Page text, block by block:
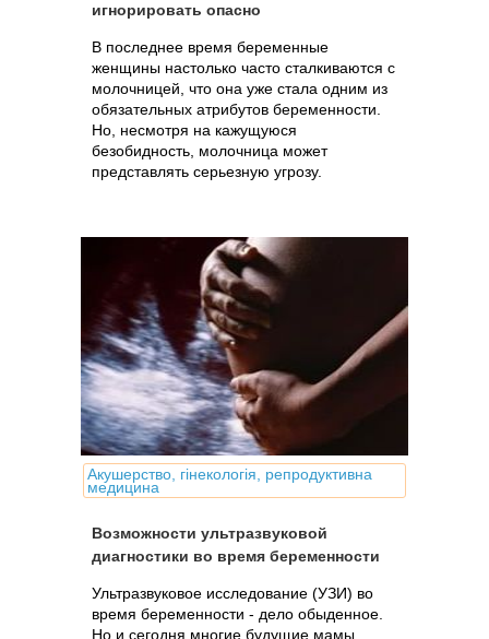
игнорировать опасно
В последнее время беременные
женщины настолько часто сталкиваются с
молочницей, что она уже стала одним из
обязательных атрибутов беременности.
Но, несмотря на кажущуюся
безобидность, молочница может
представлять серьезную угрозу.
Акушерство, гінекологія, репродуктивна
медицина
Возможности ультразвуковой
диагностики во время беременности
Ультразвуковое исследование (УЗИ) во
время беременности - дело обыденное.
Но и сегодня многие будущие мамы